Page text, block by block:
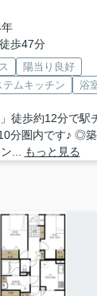
歩47分
陽当り良好
テムキッチン 浴
徒歩約12分で駅
分圏内です♪ ◎
...
もっと見る